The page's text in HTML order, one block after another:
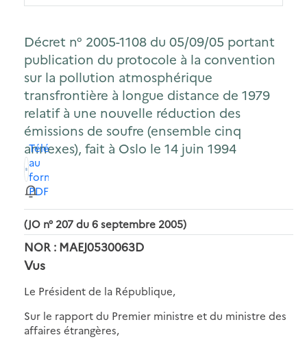
Décret n° 2005-1108 du 05/09/05 portant
publication du protocole à la convention
sur la pollution atmosphérique
transfrontière à longue distance de 1979
relatif à une nouvelle réduction des
émissions de soufre (ensemble cinq
annexes), fait à Oslo le 14 juin 1994
Télécharger
au
format
PDF
(JO n° 207 du 6 septembre 2005)
NOR : MAEJ0530063D
Vus
Le Président de la République,
Sur le rapport du Premier ministre et du ministre des
affaires étrangères,